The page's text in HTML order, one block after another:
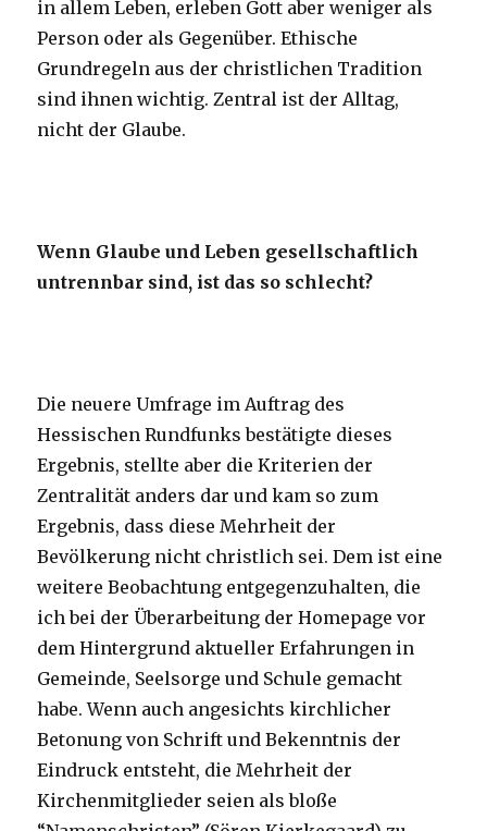
in allem Leben, erleben Gott aber weniger als
Person oder als Gegenüber. Ethische
Grundregeln aus der christlichen Tradition
sind ihnen wichtig. Zentral ist der Alltag,
nicht der Glaube.
Wenn Glaube und Leben gesellschaftlich
untrennbar sind, ist das so schlecht?
Die neuere Umfrage im Auftrag des
Hessischen Rundfunks bestätigte dieses
Ergebnis, stellte aber die Kriterien der
Zentralität anders dar und kam so zum
Ergebnis, dass diese Mehrheit der
Bevölkerung nicht christlich sei. Dem ist eine
weitere Beobachtung entgegenzuhalten, die
ich bei der Überarbeitung der Homepage vor
dem Hintergrund aktueller Erfahrungen in
Gemeinde, Seelsorge und Schule gemacht
habe. Wenn auch angesichts kirchlicher
Betonung von Schrift und Bekenntnis der
Eindruck entsteht, die Mehrheit der
Kirchenmitglieder seien als bloße